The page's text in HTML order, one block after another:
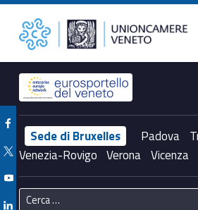
HORIZON-CL4-2025-03-DIGITAL-EMERGING-09 – Unioncamere del Veneto
Header info sidebar
Sede di Bruxelles Padova
Venezia-Rovigo Verona Vicenza
Facebook Unioncamere Veneto
Twitter Unioncamere Veneto
Youtube Unioncamere Veneto
Linkedin Unioncamere Veneto
Ricerca per: